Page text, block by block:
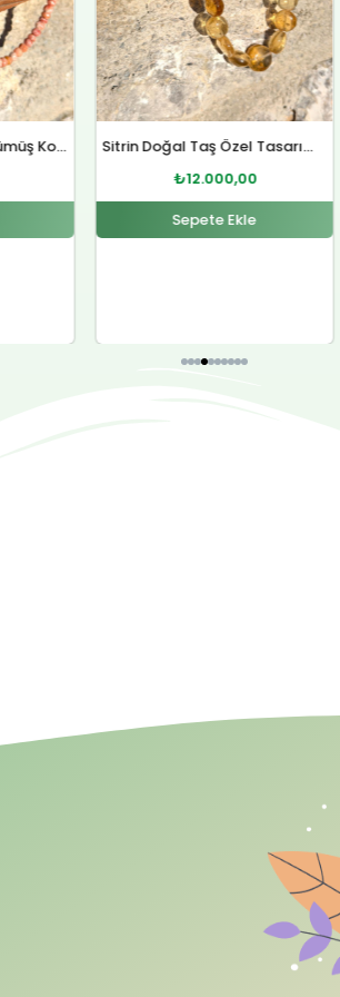
Sitrin Doğal Taş Özel Tasarım Gümüş Kolye Akuamarin Doğal Taş Özel Tasarım Gümüş Bileklik
₺9.000,00
Sepete Ekle